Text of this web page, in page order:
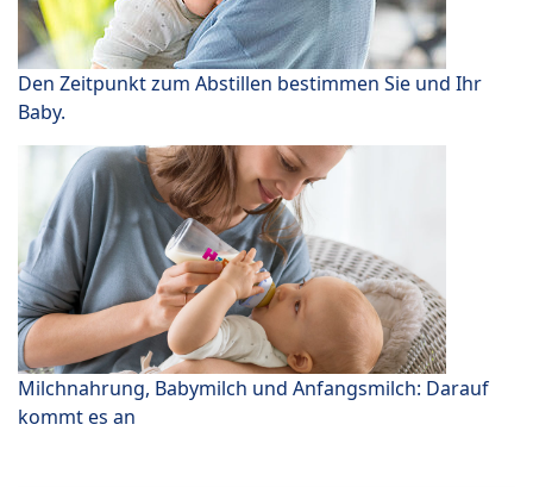
Den Zeitpunkt zum Abstillen bestimmen Sie und Ihr
Baby.
Milchnahrung, Babymilch und Anfangsmilch: Darauf
kommt es an